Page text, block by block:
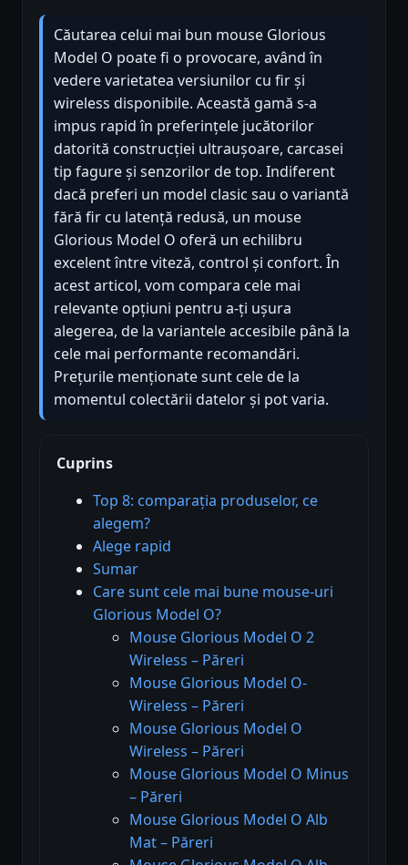
Căutarea celui mai bun mouse Glorious
Model O poate fi o provocare, având în
vedere varietatea versiunilor cu fir și
wireless disponibile. Această gamă s-a
impus rapid în preferințele jucătorilor
datorită construcției ultraușoare, carcasei
tip fagure și senzorilor de top. Indiferent
dacă preferi un model clasic sau o variantă
fără fir cu latență redusă, un mouse
Glorious Model O oferă un echilibru
excelent între viteză, control și confort. În
acest articol, vom compara cele mai
relevante opțiuni pentru a-ți ușura
alegerea, de la variantele accesibile până la
cele mai performante recomandări.
Prețurile menționate sunt cele de la
momentul colectării datelor și pot varia.
Cuprins
Top 8: comparația produselor, ce
alegem?
Alege rapid
Sumar
Care sunt cele mai bune mouse-uri
Glorious Model O?
Mouse Glorious Model O 2
Wireless – Păreri
Mouse Glorious Model O-
Wireless – Păreri
Mouse Glorious Model O
Wireless – Păreri
Mouse Glorious Model O Minus
– Păreri
Mouse Glorious Model O Alb
Mat – Păreri